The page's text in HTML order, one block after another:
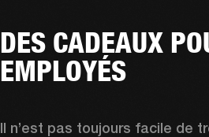
DES CADEAUX
EMPLOYÉS
Il n’est pas toujours facile de